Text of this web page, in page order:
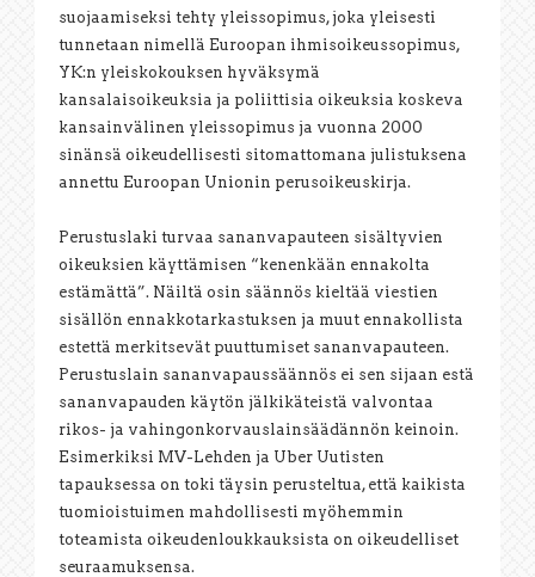
suojaamiseksi tehty yleissopimus, joka yleisesti
tunnetaan nimellä Euroopan ihmisoikeussopimus,
YK:n yleiskokouksen hyväksymä
kansalaisoikeuksia ja poliittisia oikeuksia koskeva
kansainvälinen yleissopimus ja vuonna 2000
sinänsä oikeudellisesti sitomattomana julistuksena
annettu Euroopan Unionin perusoikeuskirja.
Perustuslaki turvaa sananvapauteen sisältyvien
oikeuksien käyttämisen “kenenkään ennakolta
estämättä”. Näiltä osin säännös kieltää viestien
sisällön ennakkotarkastuksen ja muut ennakollista
estettä merkitsevät puuttumiset sananvapauteen.
Perustuslain sananvapaussäännös ei sen sijaan estä
sananvapauden käytön jälkikäteistä valvontaa
rikos- ja vahingonkorvauslainsäädännön keinoin.
Esimerkiksi MV-Lehden ja Uber Uutisten
tapauksessa on toki täysin perusteltua, että kaikista
tuomioistuimen mahdollisesti myöhemmin
toteamista oikeudenloukkauksista on oikeudelliset
seuraamuksensa.